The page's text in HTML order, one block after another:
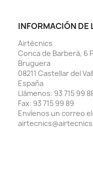
INFORMACIÓN DE
Airtècnics
Conca de Barberà, 6
Bruguera
08211 Castellar del
España
Llámenos: 93 715 99
Fax: 93 715 99 89
Envíenos un correo